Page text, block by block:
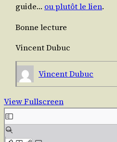
guide… ou plu­tôt le lien.
Bonne lec­ture
Vincent Dubuc
Vincent Dubuc
View Fullscreen